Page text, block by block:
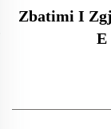
Zbatimi I
E